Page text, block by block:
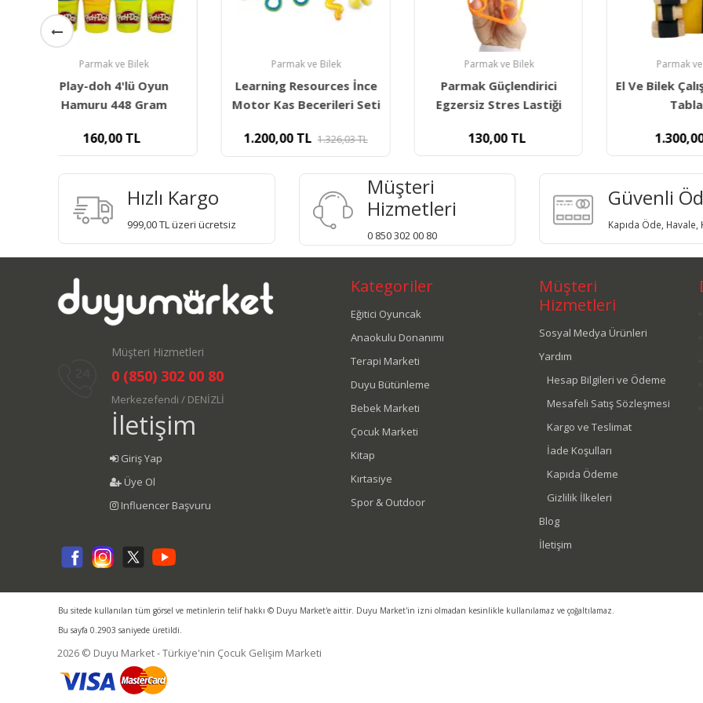
Parmak ve Bilek
Learning Resources İnce
Motor Kas Becerileri Seti
1.200,00TL
Parmak ve Bilek
Parmak Güçlendirici
Egzersiz Stres Lastiği
130,00TL
Parmak ve Bilek
El Ve Bilek Çalıştırma Exer
Tablası
1.300,00
Joints El
85 Gr
Hızlı Kargo
999,00 TL üzeri ücretsiz
Müşteri
Hizmetleri
0 850 302 00 80
Güvenli
Kapıda Öde, Havale,
Müşteri Hizmetleri
0 (850) 302 00 80
Merkezefendi / DENİZLİ
İletişim
Giriş Yap
Üye Ol
Influencer Başvuru
Kategoriler
Eğitici Oyuncak
Anaokulu Donanımı
Terapi Marketi
Duyu Bütünleme
Bebek Marketi
Çocuk Marketi
Kitap
Kırtasiye
Spor & Outdoor
Müşteri
Hizmetleri
Sosyal Medya Ürünleri
Yardım
Hesap Bilgileri ve Ödeme
Mesafeli Satış Sözleşmesi
Kargo ve Teslimat
İade Koşulları
Kapıda Ödeme
Gizlilik İlkeleri
Blog
İletişim
Bu sitede kullanılan tüm görsel ve metinlerin telif hakkı © Duyu Market'e aittir. Duyu Market'in izni olmadan kesinlikle kullanılamaz ve çoğaltılamaz.
Bu sayfa 0.2903 saniyede üretildi.
2026 © Duyu Market - Türkiye'nin Çocuk Gelişim Marketi